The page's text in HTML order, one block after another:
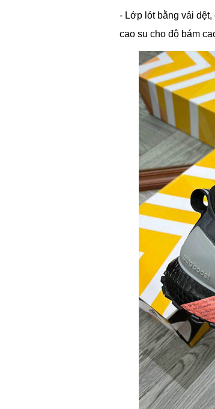
- Lớp lót bằng vải
cao su cho độ bám